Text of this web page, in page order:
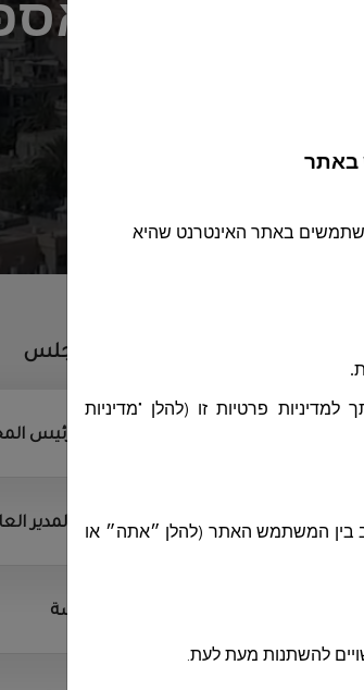
להצעת מחיר 26-2025 עבור
أقسام المجلس
ديوان رئيس
ديوان المدير
الهندسة
באתר
באתר האינטרנט שהיא
פרטיות זו (להלן "מדיניות
בין המשתמש האתר (להלן ״אתה״ או
להשתנות מעת לעת.